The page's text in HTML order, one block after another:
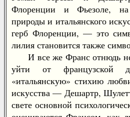
Флоренции и Фьезоле, на
природы и итальянского
герб Флоренции, — это
лилия становится также
И все же Франс отнюдь не
уйти от французской
«итальянскую» стихию
искусства — Дешартр,
свете основной